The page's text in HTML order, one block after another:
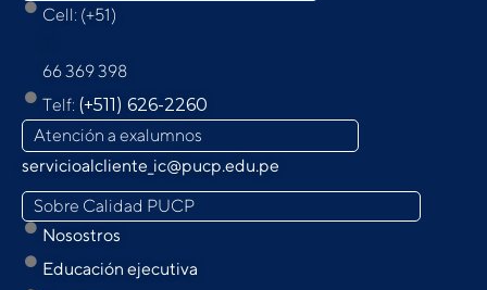
Cell: (+51)
66 369 398
Telf: (+511) 626-2260
Atención a exalumnos
servicioalcliente_ic@pucp.edu.pe
Sobre Calidad PUCP
Nosostros
Educación ejecutiva